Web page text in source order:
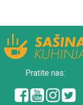
Pratite nas: